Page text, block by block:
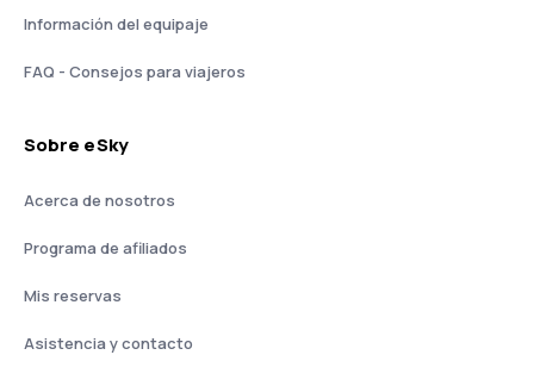
Información del equipaje
FAQ - Consejos para viajeros
Sobre eSky
Acerca de nosotros
Programa de afiliados
Mis reservas
Asistencia y contacto